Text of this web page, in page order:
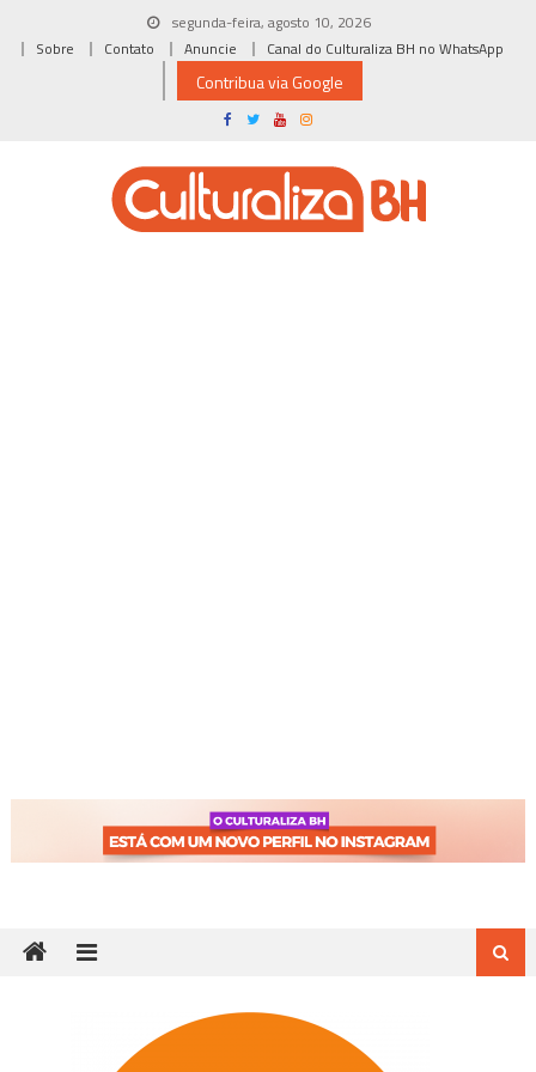
segunda-feira, agosto 10, 2026
Sobre
Contato Anuncie Canal do Culturaliza BH no WhatsApp
Contribua via Google